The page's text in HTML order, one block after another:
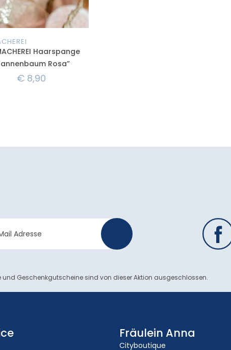
Haarspange
Rosa”
€ 8,90
und Geschenkgutscheine sind von dieser Aktion ausgeschlossen.
Fräulein Anna
Cityboutique